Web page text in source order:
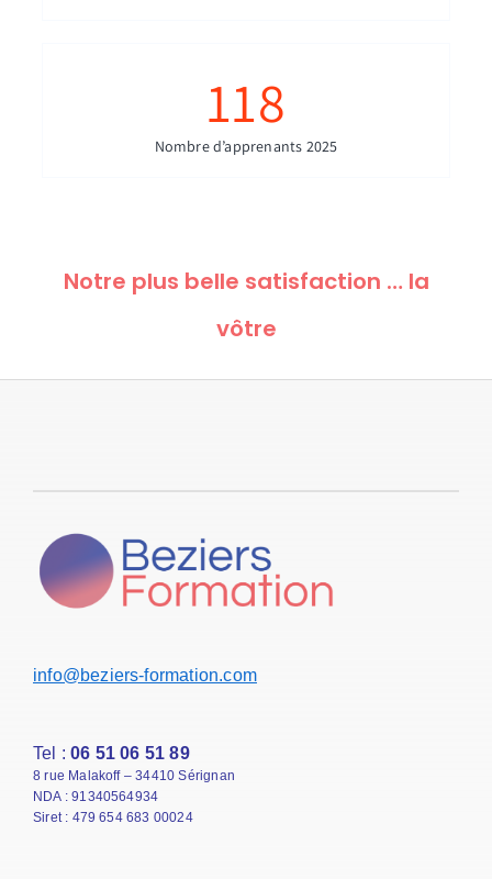
118
Nombre d’apprenants 2025
Notre plus belle satisfaction … la
vôtre
info@beziers-formation.com
Tel :06 51 06 51 89
8 rue Malakoff – 34410 Sérignan
NDA : 91340564934
Siret : 479 654 683 00024